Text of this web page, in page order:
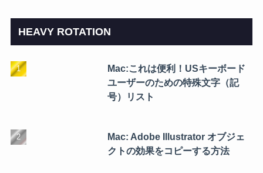
HEAVY ROTATION
Mac:これは便利！USキーボード
ユーザーのための特殊文字（記
号）リスト
Mac: Adobe Illustrator オブジェ
クトの効果をコピーする方法